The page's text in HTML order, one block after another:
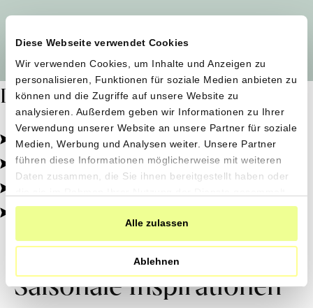
Diese Webseite verwendet Cookies
Wir verwenden Cookies, um Inhalte und Anzeigen zu
personalisieren, Funktionen für soziale Medien anbieten zu
können und die Zugriffe auf unsere Website zu
analysieren. Außerdem geben wir Informationen zu Ihrer
Verwendung unserer Website an unsere Partner für soziale
Medien, Werbung und Analysen weiter. Unsere Partner
führen diese Informationen möglicherweise mit weiteren
Daten zusammen, die Sie ihnen bereitgestellt haben oder
haben.
Alle zulassen
Ablehnen
Dafür stehen wir
Pestizidfrei angebaut, schonend verarbeitet.
Natürliche Zutaten, echter Geschmack.
Von kleinen Höfen, direkt zu dir.
100% transparent, 0% Zusatzstoffe.
Saisonale Inspirationen